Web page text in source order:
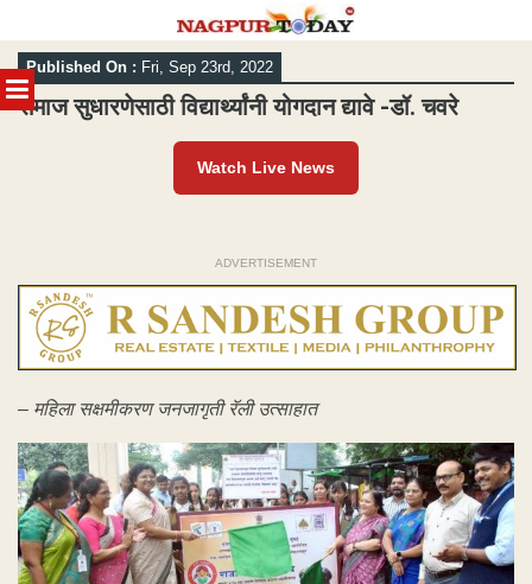
MENU
Skip
to
content
Published On : Fri, Sep 23rd, 2022
समाज सुधारणेसाठी विद्यार्थ्यांनी योगदान द्यावे -डॉ. चवरे
Watch Live News
ADVERTISEMENT
– महिला सक्षमीकरण जनजागृती रॅली उत्साहात